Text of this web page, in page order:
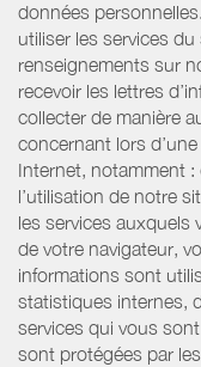
données
utiliser les services
renseignements sur
recevoir les lettres
collecter de manière
concernant lors
Internet, notamment
l’utilisation de notre
les services auxquels
de votre navigateur,
informations sont
statistiques internes,
services qui vous
sont protégées par